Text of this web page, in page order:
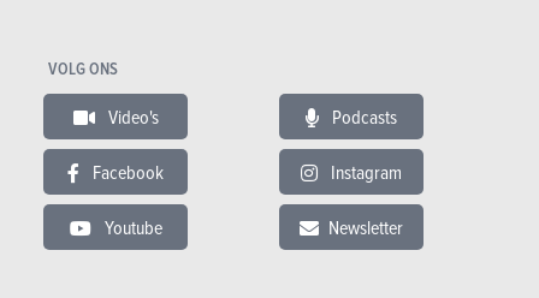
VOLG ONS
Video's Podcasts
Facebook Instagram
Youtube Newsletter
Specificaties
VIDEO
Laatste aanbevolen video